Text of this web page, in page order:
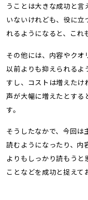
うことは大きな成功と
いないけれども、役に立
れるようになると、これ
その他には、内容やクオ
以前よりも抑えられるよ
すし、コストは増えたけ
声が大幅に増えたとする
す。
そうしたなかで、今回は
読むようになったり、内
よりもしっかり読もうと
ことなどを成功と捉えて